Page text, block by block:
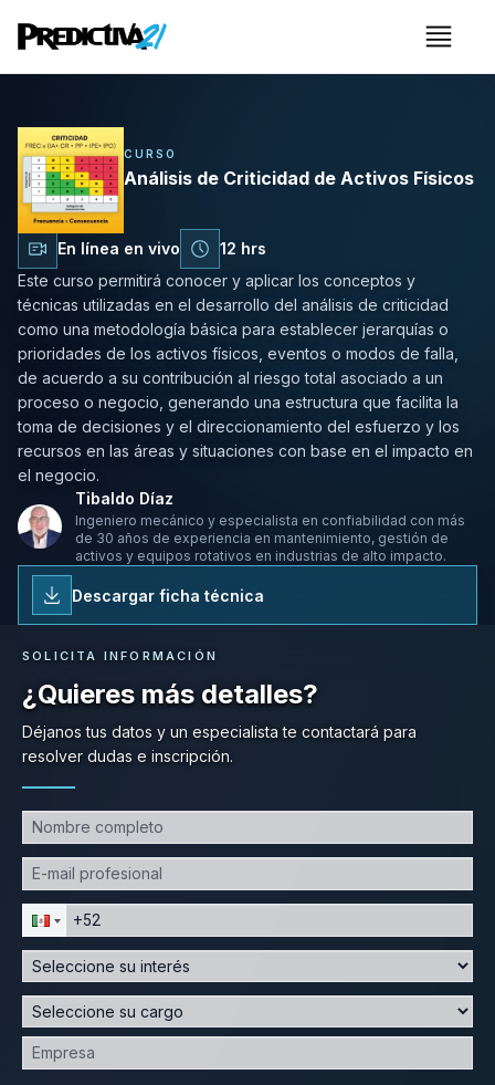
Análisis de Criticidad de
CURSO
Análisis de Criticidad de Activos Físicos
En línea en vivo
12 hrs
Este curso permitirá conocer y aplicar los conceptos y
técnicas utilizadas en el desarrollo del análisis de criticidad
como una metodología básica para establecer jerarquías o
prioridades de los activos físicos, eventos o modos de falla,
de acuerdo a su contribución al riesgo total asociado a un
proceso o negocio, generando una estructura que facilita la
toma de decisiones y el direccionamiento del esfuerzo y los
recursos en las áreas y situaciones con base en el impacto en
el negocio.
Tibaldo Díaz
Ingeniero mecánico y especialista en confiabilidad con más
de 30 años de experiencia en mantenimiento, gestión de
activos y equipos rotativos en industrias de alto impacto.
Descargar ficha técnica
SOLICITA INFORMACIÓN
¿Quieres más detalles?
Déjanos tus datos y un especialista te contactará para
resolver dudas e inscripción.